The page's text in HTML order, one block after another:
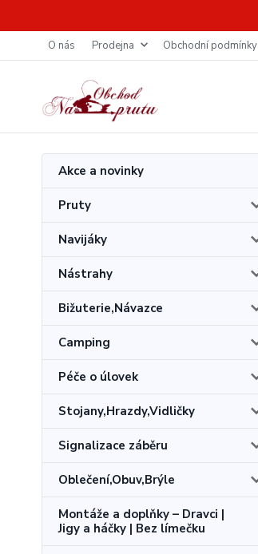
O nás Prodejna Obchodní podmínky
Akce a novinky
Pruty
Navijáky
Nástrahy
Bižuterie,Návazce
Camping
Péče o úlovek
Stojany,Hrazdy,Vidličky
Signalizace záběru
Oblečení,Obuv,Brýle
Montáže a doplňky – Dravci |
Jigy a háčky | Bez límečku